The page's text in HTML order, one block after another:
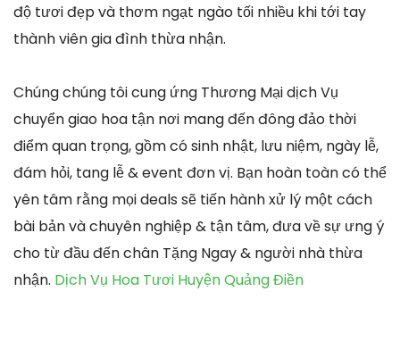
độ tươi đẹp và thơm ngạt ngào tối nhiều khi tới tay
thành viên gia đình thừa nhận.
Chúng chúng tôi cung ứng Thương Mại dịch Vụ
chuyển giao hoa tận nơi mang đến đông đảo thời
điểm quan trọng, gồm có sinh nhật, lưu niệm, ngày lễ,
đám hỏi, tang lễ & event đơn vị. Bạn hoàn toàn có thể
yên tâm rằng mọi deals sẽ tiến hành xử lý một cách
bài bản và chuyên nghiệp & tận tâm, đưa về sự ưng ý
cho từ đầu đến chân Tặng Ngay & người nhà thừa
nhận. Dịch Vụ Hoa Tươi Huyện Quảng Điền